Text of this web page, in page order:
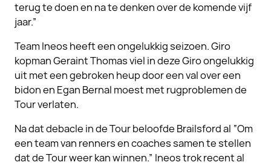
terug te doen en na te denken over de komende vijf
jaar.”
Team Ineos heeft een ongelukkig seizoen. Giro
kopman Geraint Thomas viel in deze Giro ongelukkig
uit met een gebroken heup door een val over een
bidon en Egan Bernal moest met rugproblemen de
Tour verlaten.
Na dat debacle in de Tour beloofde Brailsford al “Om
een team van renners en coaches samen te stellen
dat de Tour weer kan winnen.” Ineos trok recent al